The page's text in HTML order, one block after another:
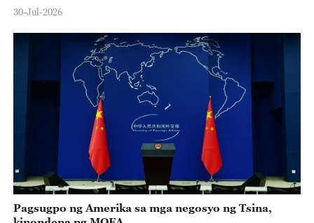
30-Jul-2026
Pagsugpo ng Amerika sa mga negosyo ng Tsina,